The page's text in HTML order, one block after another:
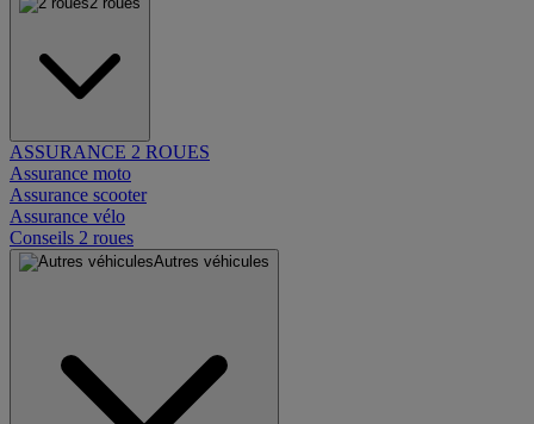
ASSURANCE 2 ROUES
Assurance moto
Assurance scooter
Assurance vélo
Conseils 2 roues
Autres véhicules